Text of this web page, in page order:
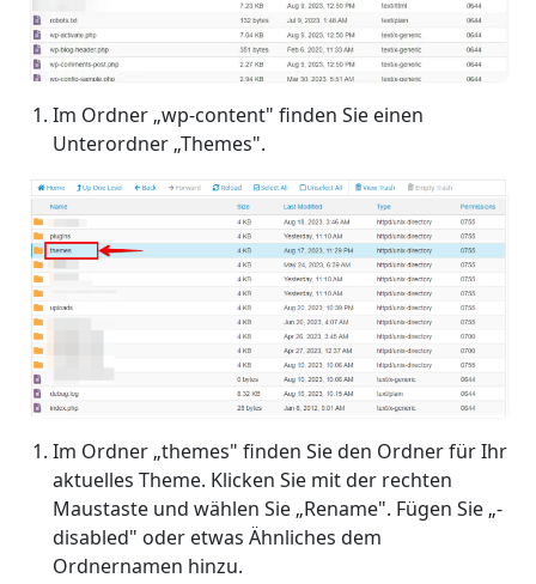
Im Ordner „wp-content" finden Sie einen
Unterordner „Themes".
Im Ordner „themes" finden Sie den Ordner für Ihr
aktuelles Theme. Klicken Sie mit der rechten
Maustaste und wählen Sie „Rename". Fügen Sie „-
disabled" oder etwas Ähnliches dem
Ordnernamen hinzu.